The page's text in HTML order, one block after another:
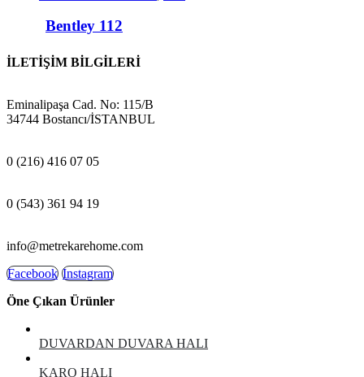
Bentley 112
İLETİŞİM BİLGİLERİ
Eminalipaşa Cad. No: 115/B
34744 Bostancı/İSTANBUL
0 (216) 416 07 05
0 (543) 361 94 19
info@metrekarehome.com
Facebook Instagram
Öne Çıkan Ürünler
DUVARDAN DUVARA HALI
KARO HALI